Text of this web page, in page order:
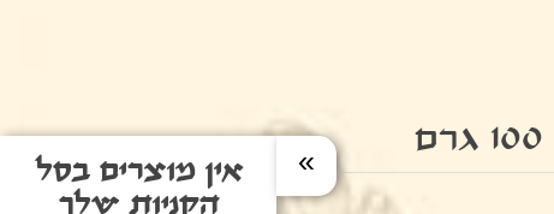
אין מוצרים בסל
הקניות שלך
»